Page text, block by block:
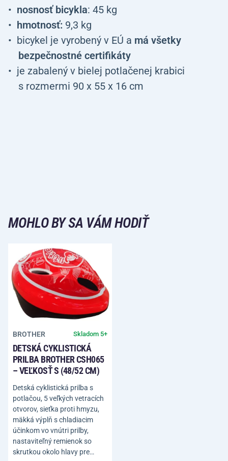
nosnosť bicykla: 45 kg
hmotnosť: 9,3 kg
bicykel je vyrobený v EÚ a má všetky
bezpečnostné certifikáty
je zabalený v bielej potlačenej krabici
s rozmermi 90 x 55 x 16 cm
MOHLO BY SA VÁM HODIŤ
BROTHER Skladom 5+
DETSKÁ CYKLISTICKÁ
PRILBA BROTHER CSH065
– VEĽKOSŤ S (48/52 CM)
Detská cyklistická prilba s
potlačou, 5 veľkých vetracích
otvorov, sieťka proti hmyzu,
mäkká výplň s chladiacim
účinkom vo vnútri prilby,
nastaviteľný remienok so
skrutkou okolo hlavy pre…